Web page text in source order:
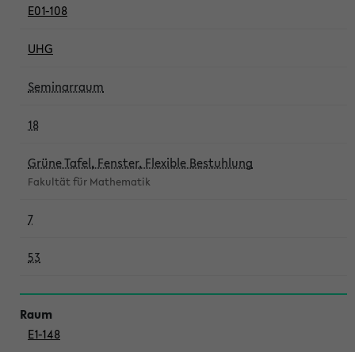
E01-108
UHG
Seminarraum
18
Grüne Tafel, Fenster, Flexible Bestuhlung
Fakultät für Mathematik
7
53
E1-148